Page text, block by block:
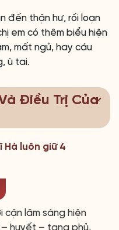
đến thận hư, rối loạn
em có thêm biểu hiện
mất ngủ, hay cáu
ù tai.
Điều Trị Của
Hà luôn giữ 4
cận lâm sàng hiện
huyết – tạng phủ,